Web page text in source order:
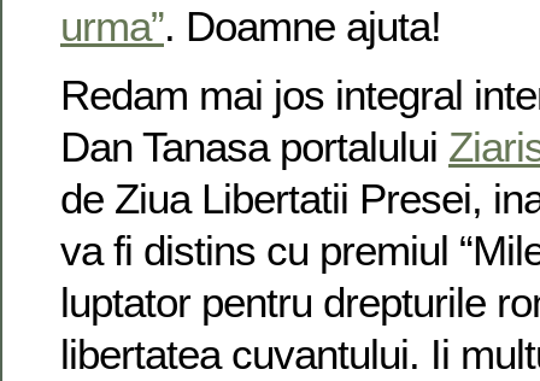
urma”. Doamne ajuta!
Redam mai jos integral
Dan Tanasa portalului
de Ziua Libertatii Presei,
va fi distins cu premiul
luptator pentru drepturile
libertatea cuvantului. Ii